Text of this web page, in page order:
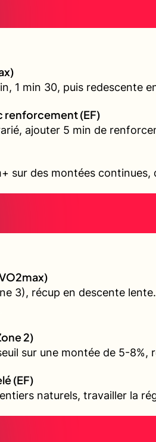
1 min 30, puis redescente
renforcement (EF)
ajouter 5 min de
sur des montées
3), récup en descente
2)
sur une montée de 5-8%,
(EF)
naturels, travailler la